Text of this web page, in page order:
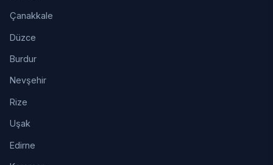
Çanakkale
Düzce
Burdur
Nevşehir
Rize
Uşak
Edirne